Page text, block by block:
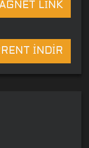
LİNK
İNDİR